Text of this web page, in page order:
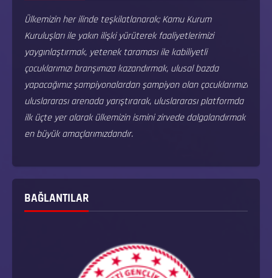
Ülkemizin her ilinde teşkilatlanarak; Kamu Kurum
Kuruluşları ile yakın ilişki yürüterek faaliyetlerimizi
yaygınlaştırmak, yetenek taraması ile kabiliyetli
çocuklarımızı branşımıza kazandırmak, ulusal bazda
yapacağımız şampiyonalardan şampiyon olan çocuklarımızı
uluslararası arenada yarıştırarak, uluslararası platformda
ilk üçte yer alarak ülkemizin ismini zirvede dalgalandırmak
en büyük amaçlarımızdandır.
BAĞLANTILAR